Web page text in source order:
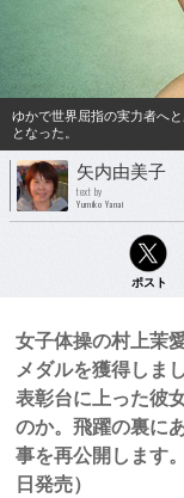
ゆかで世界屈指の実力者へ
となった。
矢内由美子
text by
Yumiko Yanai
ポスト
女子体操の村上茉
メダルを獲得しま
表彰台に上った彼
のか。飛躍の裏に
事を再公開します
日発売）